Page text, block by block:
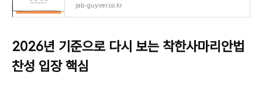
jab-guyver.co.kr
2026년 기준으로 다시 보는 착한사마리안법
찬성 입장 핵심